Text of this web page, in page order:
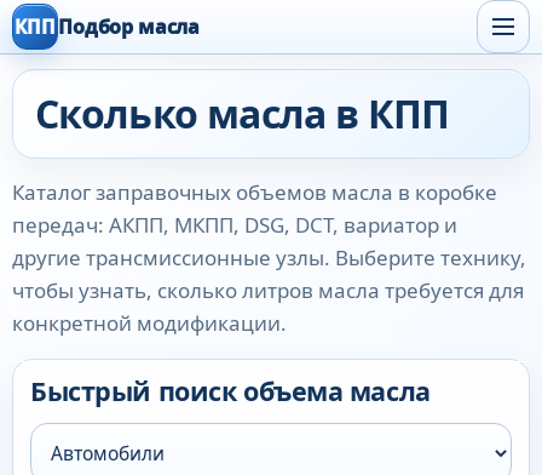
КПППодбор масла
Сколько масла в КПП
Каталог заправочных объемов масла в коробке
передач: АКПП, МКПП, DSG, DCT, вариатор и
другие трансмиссионные узлы. Выберите технику,
чтобы узнать, сколько литров масла требуется для
конкретной модификации.
Быстрый поиск объема масла